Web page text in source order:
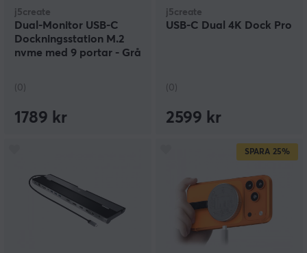
j5create
Dual-Monitor USB-C
Dockningsstation M.2
nvme med 9 portar - Grå
(0)
1789 kr
j5create
USB-C Dual 4K Dock Pro
(0)
2599 kr
SPARA 25%